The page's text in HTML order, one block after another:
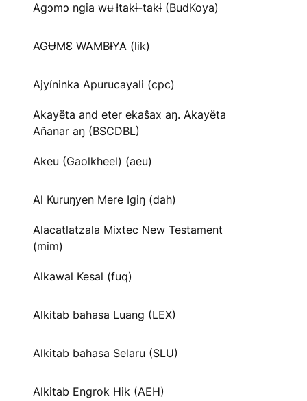
Agɔmɔ ngia wʉ Ɨtakɨ-takɨ (BudKoya)
AGɄMƐ WAMBƗYA (lik)
Ajyíninka Apurucayali (cpc)
Akayëta and eter ekaŝax aŋ. Akayëta
Añanar aŋ (BSCDBL)
Akeu (Gaolkheel) (aeu)
Al Kuruŋyen Mere Igiŋ (dah)
Alacatlatzala Mixtec New Testament
(mim)
Alkawal Kesal (fuq)
Alkitab bahasa Luang (LEX)
Alkitab bahasa Selaru (SLU)
Alkitab Engrok Hik (AEH)